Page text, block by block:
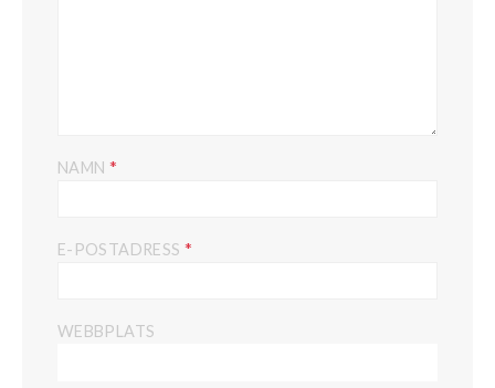
NAMN *
E-POSTADRESS *
WEBBPLATS